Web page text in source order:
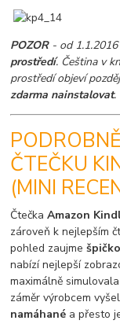
POZOR- od 1.1.2016
prostředí. Čeština v
prostředí objeví
zdarma nainstalovat.
ČTEČKU
(MINI
ČtečkaAmazon
zároveň k nejlepším
pohled zaujme
nabízí nejlepší
maximálně
záměr výrobcem
namáhané a přesto